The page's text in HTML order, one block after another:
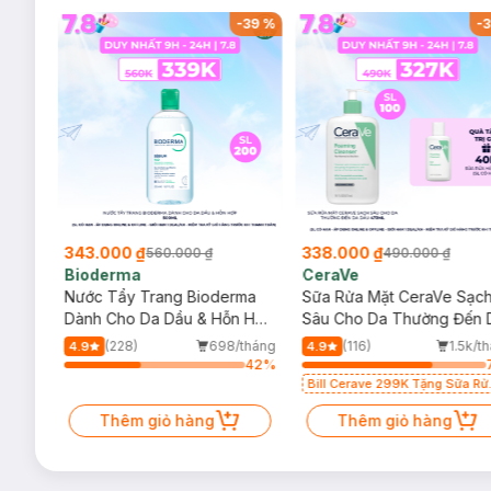
-39%
343.000 ₫560.000 ₫
Bioderma
Nước Tẩy Trang Bioderma
Dành Cho Da Dầu & Hỗn Hợp
500ml
4.9 (228)
698/tháng
42%
Thêm giỏ hàng
-
338.000 ₫490.000 ₫
CeraVe
Sữa Rửa Mặt CeraVe Sạch
Sâu Cho Da Thường Đến
Dầu 473ml
4.9 (116)
1.5k/
Bill Cerave 299K Tặng Sữa
Mặt Cerave 30ml (SL có hạn)
Thêm giỏ hàng